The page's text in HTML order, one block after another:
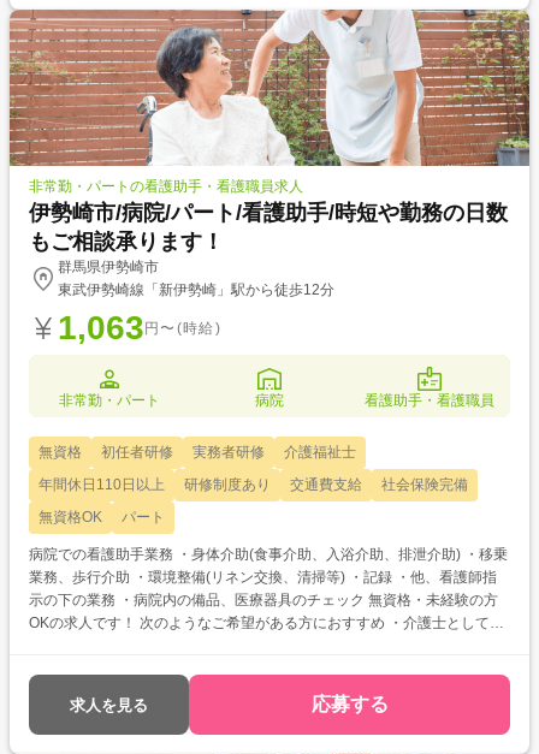
非常勤・パートの看護助手・看護職員求人
伊勢崎市/病院/パート/看護助手/時短や勤務の日数
もご相談承ります！
群馬県伊勢崎市
東武伊勢崎線「新伊勢崎」駅から徒歩12分
1,063 円〜(時給)
非常勤・パート 病院 看護助手・看護職員
無資格 初任者研修 実務者研修
介護福祉士
年間休日110日以上
研修制度あり 交通費支給
社会保険完備
無資格OK
パート
病院での看護助手業務 ・身体介助(食事介助、入浴介助、排泄介助) ・移乗
業務、歩行介助 ・環境整備(リネン交換、清掃等) ・記録 ・他、看護師指
示の下の業務 ・病院内の備品、医療器具のチェック 無資格・未経験の方
OKの求人です！ 次のようなご希望がある方におすすめ ・介護士として働
求人を見る 応募する